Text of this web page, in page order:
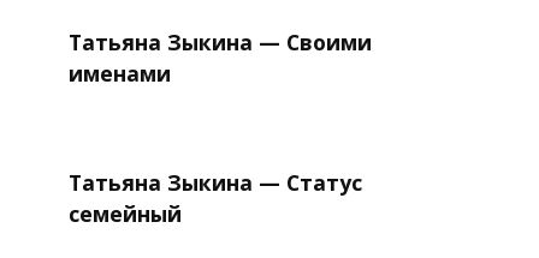
Татьяна Зыкина — Своими
именами
Татьяна Зыкина — Статус
семейный